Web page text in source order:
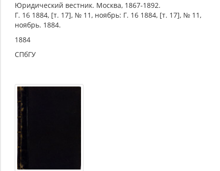
Юридический вестник. Москва, 1867-1892.
Г. 16 1884, [т. 17], № 11, ноябрь: Г. 16 1884, [т. 17], № 11,
ноябрь. 1884.
1884
СПбГУ